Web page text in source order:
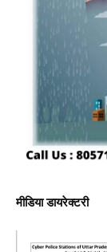
मीडिया डायरेक्टरी